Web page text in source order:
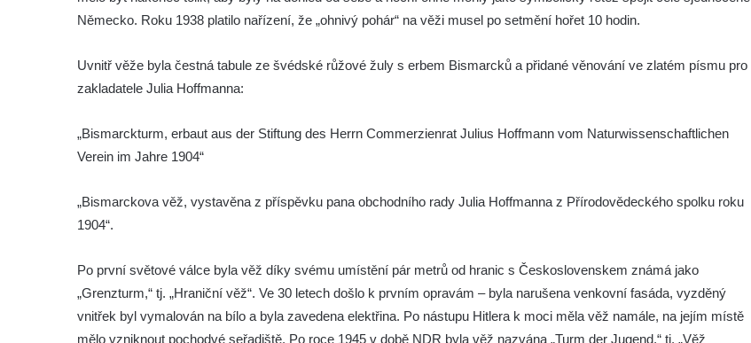
Vyhlídka Grenzplatte u Ostrovských skal
Vyhlídka Signal nedaleko skály Katzfels u
Vyhlídka Katzfels u Cunnersdorfu
ve Slaném
Vyhlídky na Slánské hoře ve Slaném
Vyhlídka pod Zlatým vrchem u Bečova nad
Vyhlídka Radovič u Velké Bučiny u Velvar
Pozorovatelna pod vrchem Radovič u Velké
Bučiny u Velvar
Německo. Roku 1938 platilo nařízení, že „ohnivý pohár“ na věži musel po setmění hořet 10 hodin.
Uvnitř věže byla čestná tabule ze švédské růžové žuly s erbem Bismarcků a přidané věnování ve zlatém písmu pro
zakladatele Julia Hoffmanna:
„Bismarckturm, erbaut aus der Stiftung des Herrn Commerzienrat Julius Hoffmann vom Naturwissenschaftlichen
Verein im Jahre 1904“
„Bismarckova věž, vystavěna z příspěvku pana obchodního rady Julia Hoffmanna z Přírodovědeckého spolku roku
1904“.
Po první světové válce byla věž díky svému umístění pár metrů od hranic s Československem známá jako
„Grenzturm,“ tj. „Hraniční věž“. Ve 30 letech došlo k prvním opravám – byla narušena venkovní fasáda, vyzděný
vnitřek byl vymalován na bílo a byla zavedena elektřina. Po nástupu Hitlera k moci měla věž namále, na jejím místě
mělo vzniknout pochodvé seřadiště. Po roce 1945 v době NDR byla věž nazvána „Turm der Jugend,“ tj. „Věž